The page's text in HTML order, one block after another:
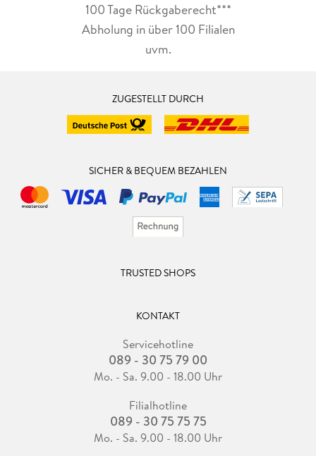
100 Tage Rückgaberecht***
Abholung in über 100 Filialen
uvm.
ZUGESTELLT DURCH
SICHER & BEQUEM BEZAHLEN
TRUSTED SHOPS
KONTAKT
Servicehotline
089 - 30 75 79 00
Mo. - Sa. 9.00 - 18.00 Uhr
Filialhotline
089 - 30 75 75 75
Mo. - Sa. 9.00 - 18.00 Uhr